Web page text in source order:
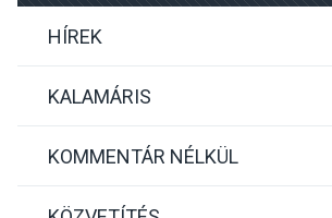
HÍREK
KALAMÁRIS
KOMMENTÁR NÉLKÜL